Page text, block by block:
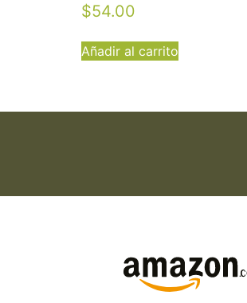
$54.00
Añadir al carrito